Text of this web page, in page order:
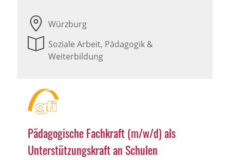
Würzburg
Soziale Arbeit, Pädagogik &
Weiterbildung
Pädagogische Fachkraft (m/w/d) als
Unterstützungskraft an Schulen